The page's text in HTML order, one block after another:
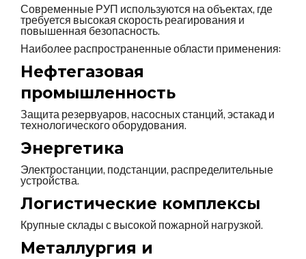
Современные РУП используются на объектах, где
требуется высокая скорость реагирования и
повышенная безопасность.
Наиболее распространенные области применения:
Нефтегазовая
промышленность
Защита резервуаров, насосных станций, эстакад и
технологического оборудования.
Энергетика
Электростанции, подстанции, распределительные
устройства.
Логистические комплексы
Крупные склады с высокой пожарной нагрузкой.
Металлургия и